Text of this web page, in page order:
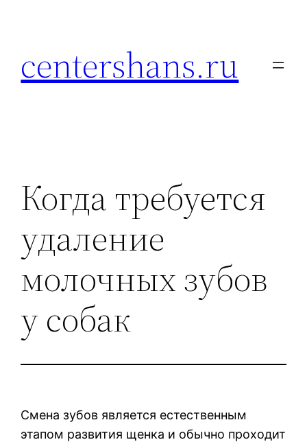
centershans.ru
Когда требуется
удаление
молочных зубов
у собак
Смена зубов является естественным
этапом развития щенка и обычно проходит